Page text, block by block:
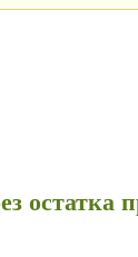
остатка